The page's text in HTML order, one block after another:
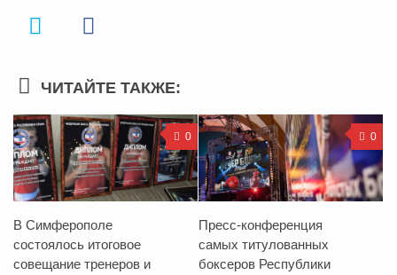
ЧИТАЙТЕ ТАКЖЕ:
0
В Симферополе
состоялось итоговое
совещание тренеров и
0
Пресс-конференция
самых титулованных
боксеров Республики